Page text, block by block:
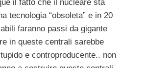
il fatto che il nucleare sta
tecnologia “obsoleta” e in 20
faranno passi da gigante
in queste centrali sarebbe
e controproducente.. non